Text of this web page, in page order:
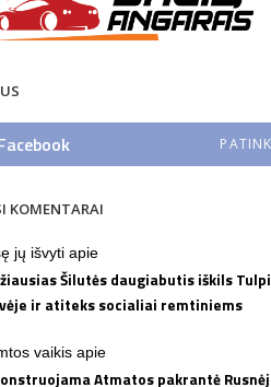
KOMENTARAI
jų išvyti apie
Šilutės daugiabutis iškils
ir atiteks socialiai remtiniems
vaikis apie
Atmatos pakrantė